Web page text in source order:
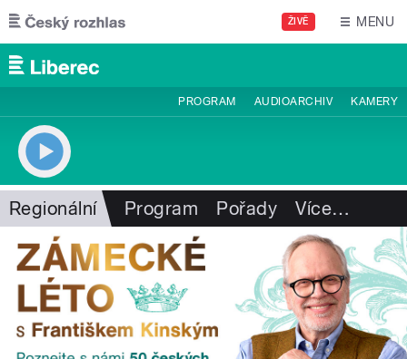
Přejít k hlavnímu obsahu
ŽIVĚ MENU
PROGRAM AUDIOARCHIV KAMERY
Regionální Program Pořady Více…